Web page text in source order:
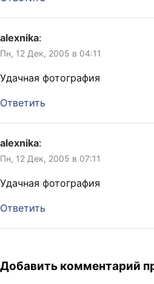
alexnika:
Пн, 12 Дек, 2005 в 04:11
Удачная фотография
Ответить
alexnika:
Пн, 12 Дек, 2005 в 07:11
Удачная фотография
Ответить
Добавить комментарий